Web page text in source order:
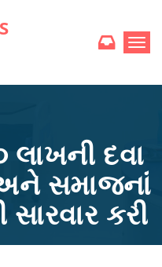
લાખની દવા
સમાજનાં
કરી